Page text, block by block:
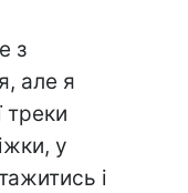
з
але я
треки
у
і